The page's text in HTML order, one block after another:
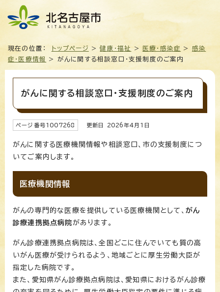
現在の位置： トップページ >健康・福祉 > 医療・感染症 > 感染
症・医療情報
> がんに関する相談窓口・支援制度のご案内
がんに関する相談窓口・支援制度のご案内
ページ番号1007268 更新日 2026年4月1日
がんに関する医療機関情報や相談窓口、市の支援制度につ
いてご案内します。
医療機関情報
がんの専門的な医療を提供している医療機関として、 がん
診療連携拠点病院 があります。
がん診療連携拠点病院は、全国どこに住んでいても質の高
いがん医療が受けられるよう、地域ごとに厚生労働大臣が
指定した病院です。
また、愛知県がん診療拠点病院は、愛知県におけるがん診療